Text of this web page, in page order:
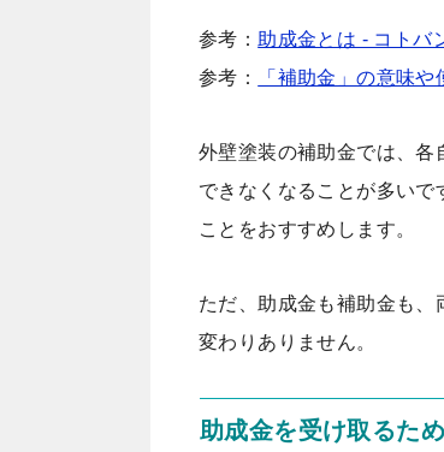
参考： 助成金とは - コトバ
参考：
「補助金」の意味
外壁塗装の補助金では、各
できなくなることが多い
ことをおすすめします。
ただ、助成金も補助金も
変わりありません。
助成金を受け取るた